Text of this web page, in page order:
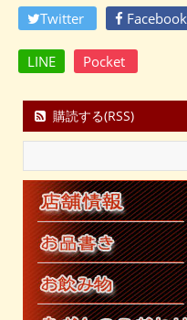
Twitter Facebook
LINE Pocket
購読する(RSS)